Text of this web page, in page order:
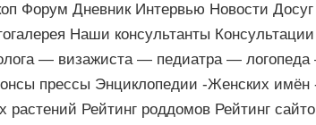
Форум Дневник Интервью Новости
Наши консультанты
— визажиста — педиатра —
прессы Энциклопедии -Женских
растений Рейтинг роддомов Рейтинг